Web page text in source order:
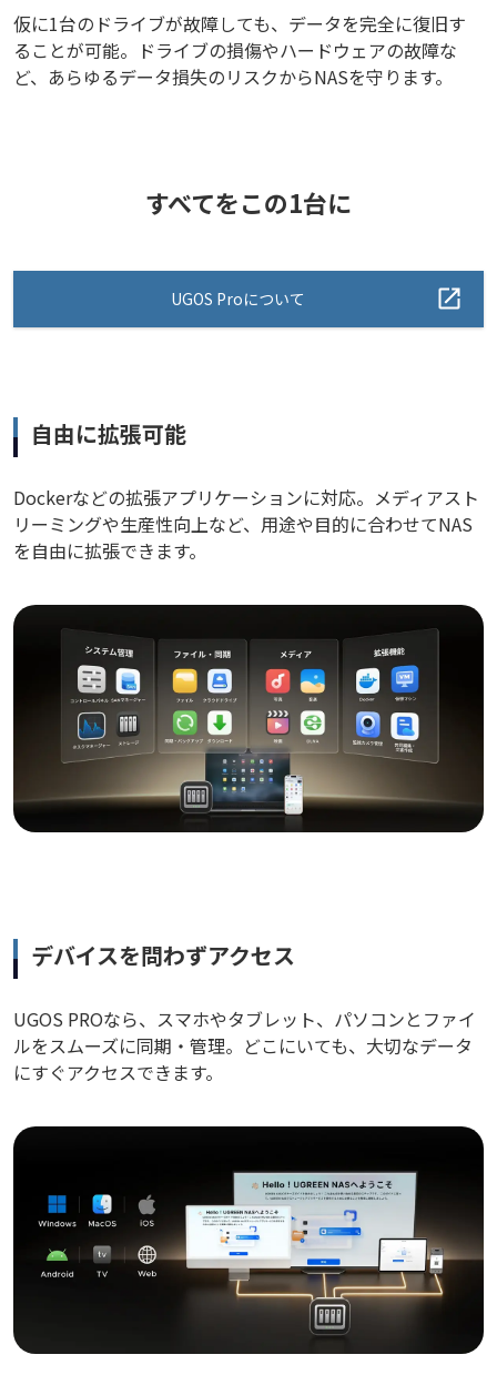
仮に1台のドライブが故障しても、データを完全に復旧す
ることが可能。ドライブの損傷やハードウェアの故障な
ど、あらゆるデータ損失のリスクからNASを守ります。
すべてをこの1台に
UGOS Proについて
自由に拡張可能
Dockerなどの拡張アプリケーションに対応。メディアスト
リーミングや生産性向上など、用途や目的に合わせてNAS
を自由に拡張できます。
デバイスを問わずアクセス
UGOS PROなら、スマホやタブレット、パソコンとファイ
ルをスムーズに同期・管理。どこにいても、大切なデータ
にすぐアクセスできます。